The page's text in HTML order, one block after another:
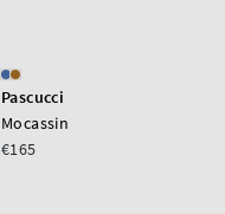
Pascucci
Mocassin
€165